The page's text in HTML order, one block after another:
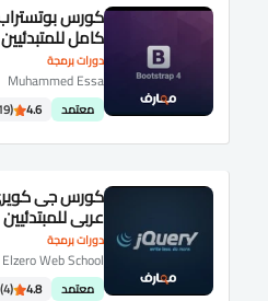
دورات برمجة
كامل للمتبدئيين
Muhammed Essa
معتمد 4.6
(19)
دورات برمجة
عربى للمبتدئيين
Elzero Web School
معتمد 4.8
(4)